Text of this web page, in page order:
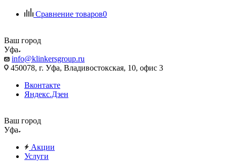
Сравнение товаров0
Ваш город
Уфа
info@klinkersgroup.ru
450078, г. Уфа, Владивостокская, 10, офис 3
Вконтакте
Яндекс.Дзен
Ваш город
Уфа
Акции
Услуги